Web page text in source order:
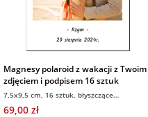
Magnesy polaroid z wakacji z Twoim
zdjęciem i podpisem 16 sztuk
7,5x9,5 cm, 16 sztuk, błyszczące
wykończenie
69,00 zł